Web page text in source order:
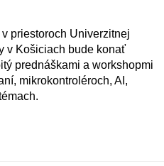
priestoroch Univerzitnej
v Košiciach bude konať
prednáškami a workshopmi
mikrokontroléroch, AI,